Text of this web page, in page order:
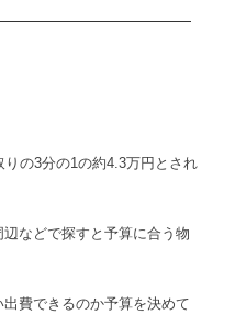
の3分の1の約4.3万円とされ
などで探すと予算に合う物
費できるのか予算を決めて